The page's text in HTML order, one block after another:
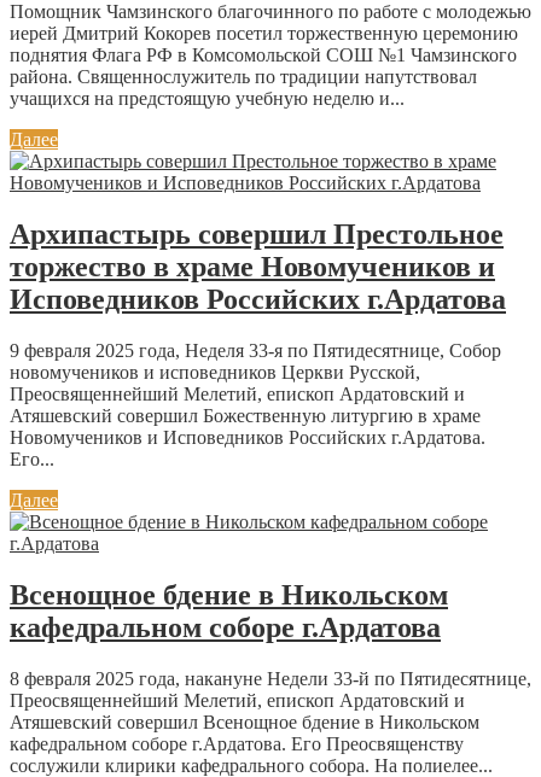
Помощник Чамзинского благочинного по работе с молодежью
иерей Дмитрий Кокорев посетил торжественную церемонию
поднятия Флага РФ в Комсомольской СОШ №1 Чамзинского
района. Священнослужитель по традиции напутствовал
учащихся на предстоящую учебную неделю и...
Далее
Архипастырь совершил Престольное
торжество в храме Новомучеников и
Исповедников Российских г.Ардатова
9 февраля 2025 года, Неделя 33-я по Пятидесятнице, Собор
новомучеников и исповедников Церкви Русской,
Преосвященнейший Мелетий, епископ Ардатовский и
Атяшевский совершил Божественную литургию в храме
Новомучеников и Исповедников Российских г.Ардатова.
Его...
Далее
Всенощное бдение в Никольском
кафедральном соборе г.Ардатова
8 февраля 2025 года, накануне Недели 33-й по Пятидесятнице,
Преосвященнейший Мелетий, епископ Ардатовский и
Атяшевский совершил Всенощное бдение в Никольском
кафедральном соборе г.Ардатова. Его Преосвященству
сослужили клирики кафедрального собора. На полиелее...